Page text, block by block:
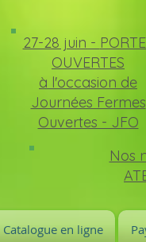
27-28 juin -
OUVERTES
à l'occasion de
Journées Fermes
Ouvertes - JFO
Nos
Catalogue en ligne